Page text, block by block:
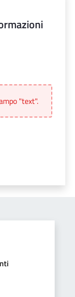
questa pagina?
"text".